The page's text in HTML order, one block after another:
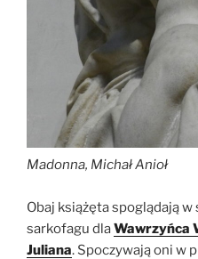
Madonna, Michał Anioł
Obaj książęta spoglądają
sarkofagu dlaWawrzyńca
Juliana. Spoczywają oni w